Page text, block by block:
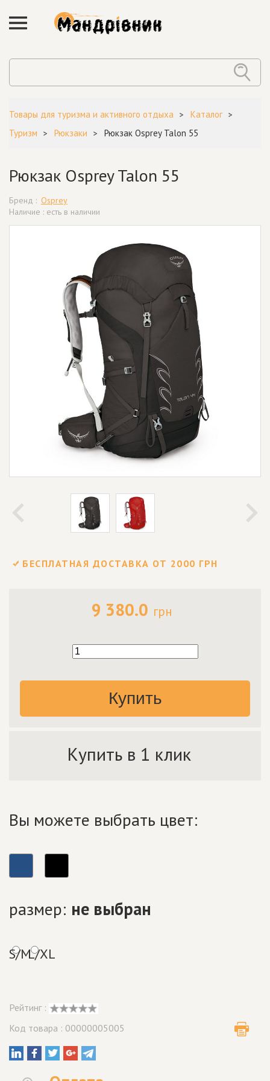
Товары для туризма и активного отдыха
Каталог
Туризм
Рюкзаки Рюкзак Osprey Talon 55
Рюкзак Osprey Talon 55
Бренд : Osprey
Наличие : есть в наличии
БЕСПЛАТНАЯ ДОСТАВКА ОТ 2000 ГРН
9 380.0 грн
Купить
Купить в 1 клик
Вы можете выбрать цвет:
размер: не выбран
S/ML/XL
Рейтинг :
Код товара : 00000005005